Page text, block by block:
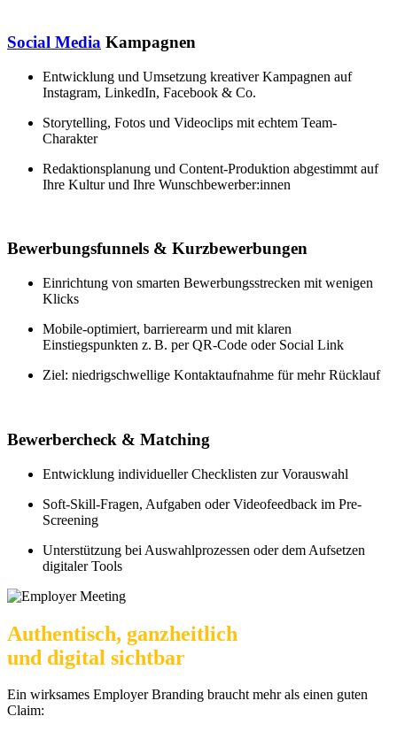
Social Media Kampagnen
Entwicklung und Umsetzung kreativer Kampagnen auf
Instagram, LinkedIn, Facebook & Co.
Storytelling, Fotos und Videoclips mit echtem Team-
Charakter
Redaktionsplanung und Content-Produktion abgestimmt auf
Ihre Kultur und Ihre Wunschbewerber:innen
Bewerbungsfunnels & Kurzbewerbungen
Einrichtung von smarten Bewerbungsstrecken mit wenigen
Klicks
Mobile-optimiert, barrierearm und mit klaren
Einstiegspunkten z. B. per QR-Code oder Social Link
Ziel: niedrigschwellige Kontaktaufnahme für mehr Rücklauf
Bewerbercheck & Matching
Entwicklung individueller Checklisten zur Vorauswahl
Soft-Skill-Fragen, Aufgaben oder Videofeedback im Pre-
Screening
Unterstützung bei Auswahlprozessen oder dem Aufsetzen
digitaler Tools
Authentisch, ganzheitlich
und digital sichtbar
Ein wirksames Employer Branding braucht mehr als einen guten
Claim: